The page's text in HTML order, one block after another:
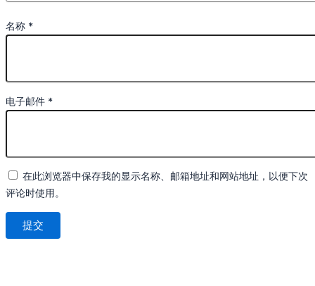
名称 *
电子邮件 *
在此浏览器中保存我的显示名称、邮箱地址和网站地址，以便下次
评论时使用。